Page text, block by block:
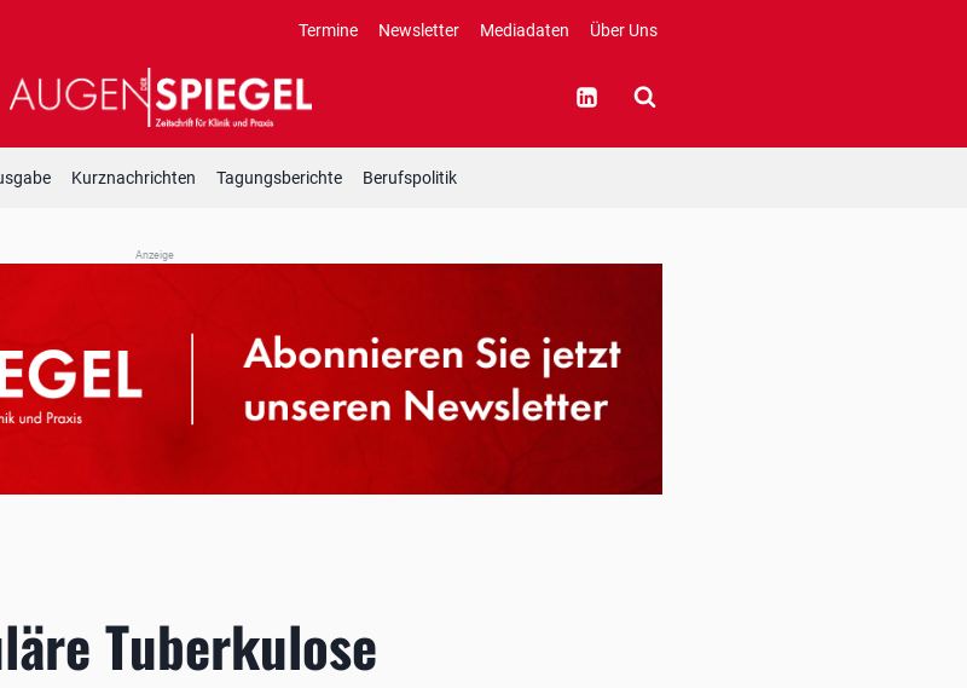
Termine Newsletter Mediadaten Über Uns
Kurznachrichten Tagungsberichte Berufspolitik
Anzeige
Tuberkulose